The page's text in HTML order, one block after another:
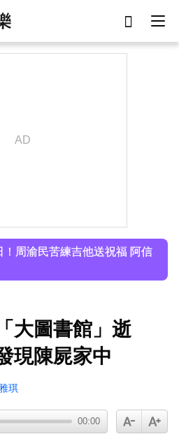
子？
！周渝民苦練吉他送祝福 阿信
台！「臉明顯凹陷」嚇壞媽媽
掌握天下大小事！
？
大圖書館」逝
現陳屍家中
琪
00:00